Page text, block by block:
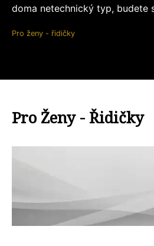
doma netechnický typ, budete
Pro ženy - řidičky
Pro Ženy - Řidičky